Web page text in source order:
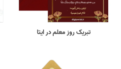
تبریک روز معلم در ایتا